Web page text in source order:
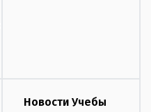
Новости Учебы